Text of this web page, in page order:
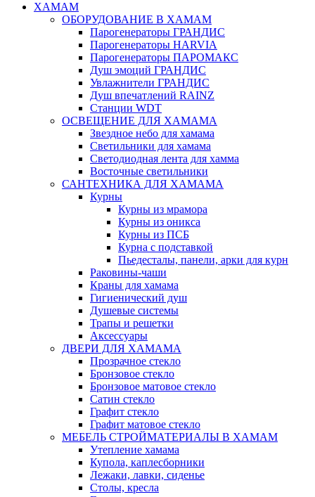
ХАМАМ
ОБОРУДОВАНИЕ В ХАМАМ
Парогенераторы ГРАНДИС
Парогенераторы HARVIA
Парогенераторы ПАРОМАКС
Душ эмоций ГРАНДИС
Увлажнители ГРАНДИС
Душ впечатлений RAINZ
Станции WDT
ОСВЕЩЕНИЕ ДЛЯ ХАМАМА
Звездное небо для хамама
Светильники для хамама
Светодиодная лента для хамма
Восточные светильники
САНТЕХНИКА ДЛЯ ХАМАМА
Курны
Курны из мрамора
Курны из оникса
Курны из ПСБ
Курна с подставкой
Пьедесталы, панели, арки для курн
Раковины-чаши
Краны для хамама
Гигиенический душ
Душевые системы
Трапы и решетки
Аксессуары
ДВЕРИ ДЛЯ ХАМАМА
Прозрачное стекло
Бронзовое стекло
Бронзовое матовое стекло
Сатин стекло
Графит стекло
Графит матовое стекло
МЕБЕЛЬ СТРОЙМАТЕРИАЛЫ В ХАМАМ
Утепление хамама
Купола, каплесборники
Лежаки, лавки, сиденье
Столы, кресла